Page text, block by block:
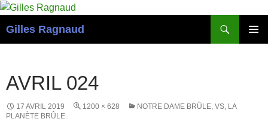
Gilles Ragnaud
AVRIL 024
17 AVRIL 2019 1200 × 628
NOTRE DAME BRÛLE, VS, LA
PLANÈTE BRÛLE.